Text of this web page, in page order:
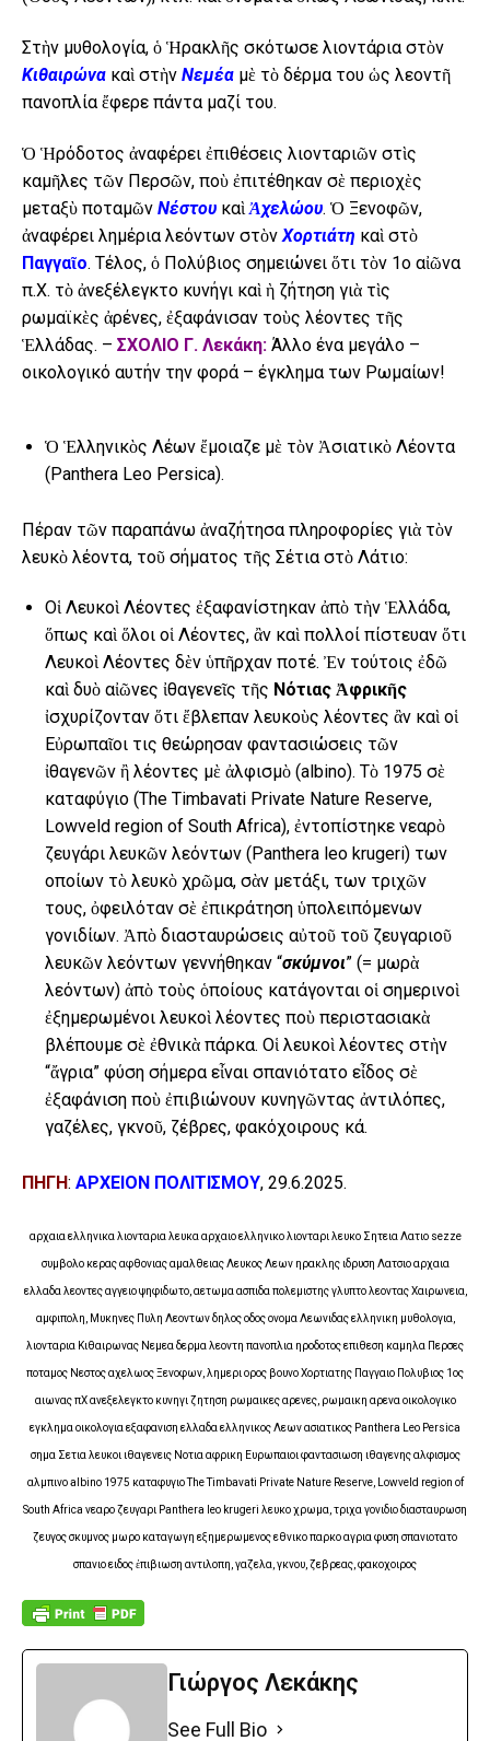
Στὴν μυθολογία, ὁ Ἡρακλῆς σκότωσε λιοντάρια στὸν
Κιθαιρώνα καὶ στὴν Νεμέα μὲ τὸ δέρμα του ὡς λεοντῆ
πανοπλία ἔφερε πάντα μαζί του.
Ὁ Ἡρόδοτος ἀναφέρει ἐπιθέσεις λιονταριῶν στὶς
καμῆλες τῶν Περσῶν, ποὺ ἐπιτέθηκαν σὲ περιοχὲς
μεταξὺ ποταμῶν Νέστου καὶ Ἀχελώου. Ὁ Ξενοφῶν,
ἀναφέρει λημέρια λεόντων στὸν Χορτιάτη καὶ στὸ
Παγγαῖο. Τέλος, ὁ Πολύβιος σημειώνει ὅτι τὸν 1ο αἰῶνα
π.Χ. τὸ ἀνεξέλεγκτο κυνήγι καὶ ὴ ζήτηση γιὰ τὶς
ρωμαϊκὲς ἀρένες, ἐξαφάνισαν τοὺς λέοντες τῆς
Ἑλλάδας. – ΣΧΟΛΙΟ Γ. Λεκάκη: Άλλο ένα μεγάλο –
οικολογικό αυτήν την φορά – έγκλημα των Ρωμαίων!
Ὁ Ἑλληνικὸς Λέων ἔμοιαζε μὲ τὸν Ἀσιατικὸ Λέοντα
(Panthera Leo Persica).
Πέραν τῶν παραπάνω ἀναζήτησα πληροφορίες γιὰ τὸν
λευκὸ λέοντα, τοῦ σήματος τῆς Σέτια στὸ Λάτιο:
Οἱ Λευκοὶ Λέοντες ἐξαφανίστηκαν ἀπὸ τὴν Ἑλλάδα,
ὅπως καὶ ὅλοι οἱ Λέοντες, ἂν καὶ πολλοί πίστευαν ὅτι
Λευκοὶ Λέοντες δὲν ὑπῆρχαν ποτέ. Ἐν τούτοις ἐδῶ
καὶ δυὸ αἰῶνες ἰθαγενεῖς τῆς Νότιας Ἀφρικῆς
ἰσχυρίζονταν ὅτι ἔβλεπαν λευκοὺς λέοντες ἂν καὶ οἱ
Εὐρωπαῖοι τις θεώρησαν φαντασιώσεις τῶν
ἰθαγενῶν ἢ λέοντες μὲ ἀλφισμὸ (albino). Τὸ 1975 σὲ
καταφύγιο (The Timbavati Private Nature Reserve,
Lowveld region of South Africa), ἐντοπίστηκε νεαρὸ
ζευγάρι λευκῶν λεόντων (Panthera leo krugeri) των
οποίων τὸ λευκὸ χρῶμα, σὰν μετάξι, των τριχῶν
τους, ὀφειλόταν σὲ ἐπικράτηση ὑπολειπόμενων
γονιδίων. Ἀπὸ διασταυρώσεις αὐτοῦ τοῦ ζευγαριοῦ
λευκῶν λεόντων γεννήθηκαν “σκύμνοι” (= μωρὰ
λεόντων) ἀπὸ τοὺς ὁποίους κατάγονται οἱ σημερινοὶ
ἐξημερωμένοι λευκοὶ λέοντες ποὺ περιστασιακὰ
βλέπουμε σὲ ἐθνικὰ πάρκα. Οἱ λευκοὶ λέοντες στὴν
“ἄγρια” φύση σήμερα εἶναι σπανιότατο εἶδος σὲ
ἐξαφάνιση ποὺ ἐπιβιώνουν κυνηγῶντας ἀντιλόπες,
γαζέλες, γκνοῦ, ζέβρες, φακόχοιρους κά.
ΠΗΓΗ: ΑΡΧΕΙΟΝ ΠΟΛΙΤΙΣΜΟΥ, 29.6.2025.
αρχαια ελληνικα λιονταρια λευκα αρχαιο ελληνικο λιονταρι λευκο Σητεια Λατιο sezze
συμβολο κερας αφθονιας αμαλθειας Λευκος Λεων ηρακλης ιδρυση Λατσιο αρχαια
ελλαδα λεοντες αγγειο ψηφιδωτο, αετωμα ασπιδα πολεμιστης γλυπτο λεοντας Χαιρωνεια,
αμφιπολη, Μυκηνες Πυλη Λεοντων δηλος οδος ονομα Λεωνιδας ελληνικη μυθολογια,
λιονταρια Κιθαιρωνας Νεμεα δερμα λεοντη πανοπλια ηροδοτος επιθεση καμηλα Περσες
ποταμος Νεστος αχελωος Ξενοφων, λημερι ορος βουνο Χορτιατης Παγγαιο Πολυβιος 1ος
αιωνας πΧ ανεξελεγκτο κυνηγι ζητηση ρωμαικες αρενες, ρωμαικη αρενα οικολογικο
εγκλημα οικολογια εξαφανιση ελλαδα ελληνικος Λεων ασιατικος Panthera Leo Persica
σημα Σετια λευκοι ιθαγενεις Νοτια αφρικη Ευρωπαιοι φαντασιωση ιθαγενης αλφισμος
αλμπινο albino 1975 καταφυγιο The Timbavati Private Nature Reserve, Lowveld region of
South Africa νεαρο ζευγαρι Panthera leo krugeri λευκο χρωμα, τριχα γονιδιο διασταυρωση
ζευγος σκυμνος μωρο καταγωγη εξημερωμενος εθνικο παρκο αγρια φυση σπανιοτατο
σπανιο ειδος ἐπιβιωση αντιλοπη, γαζελα, γκνου, ζεβρεας, φακοχοιρος
Γιώργος Λεκάκης
See Full Bio